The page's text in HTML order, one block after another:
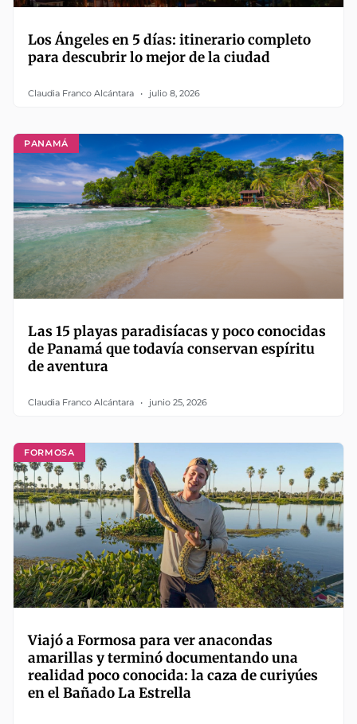
Los Ángeles en 5 días: itinerario completo
para descubrir lo mejor de la ciudad
Claudia Franco Alcántara julio 8, 2026
PANAMÁ
Las 15 playas paradisíacas y poco conocidas
de Panamá que todavía conservan espíritu
de aventura
Claudia Franco Alcántara junio 25, 2026
FORMOSA
Viajó a Formosa para ver anacondas
amarillas y terminó documentando una
realidad poco conocida: la caza de curiyúes
en el Bañado La Estrella